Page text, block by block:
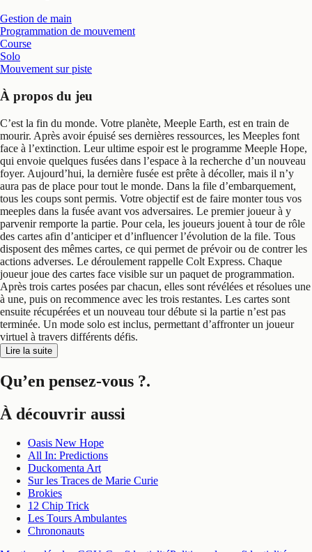
Gestion de main
Programmation de mouvement
Course
Solo
Mouvement sur piste
À propos du jeu
C’est la fin du monde. Votre planète, Meeple Earth, est en train de
mourir. Après avoir épuisé ses dernières ressources, les Meeples font
face à l’extinction. Leur ultime espoir est le programme Meeple Hope,
qui envoie quelques fusées dans l’espace à la recherche d’un nouveau
foyer. Aujourd’hui, la dernière fusée est prête à décoller, mais il n’y
aura pas de place pour tout le monde. Dans la file d’embarquement,
tous les coups sont permis. Votre objectif est de faire monter tous vos
meeples dans la fusée avant vos adversaires. Le premier joueur à y
parvenir remporte la partie. Pour cela, les joueurs jouent à tour de rôle
des cartes afin d’anticiper et d’influencer l’évolution de la file. Tous
disposent des mêmes cartes, ce qui permet de prévoir ou de contrer les
actions adverses. Le déroulement rappelle Colt Express. Chaque
joueur joue des cartes face visible sur un paquet de programmation.
Après trois cartes posées par chacun, elles sont révélées et résolues une
à une, puis on recommence avec les trois restantes. Les cartes sont
ensuite récupérées et un nouveau tour débute si la partie n’est pas
terminée. Un mode solo est inclus, permettant d’affronter un joueur
virtuel à travers différents défis.
Lire la suite
Qu’en pensez-vous ?.
À découvrir aussi
Oasis New Hope
All In: Predictions
Duckomenta Art
Sur les Traces de Marie Curie
Brokies
12 Chip Trick
Les Tours Ambulantes
Chrononauts